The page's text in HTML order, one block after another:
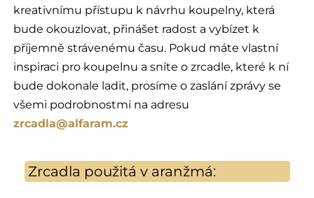
kreativnímu přístupu k návrhu koupelny, která
bude okouzlovat, přinášet radost a vybízet k
příjemně strávenému času. Pokud máte vlastní
inspiraci pro koupelnu a sníte o zrcadle, které k ní
bude dokonale ladit, prosíme o zaslání zprávy se
všemi podrobnostmi na adresu
zrcadla@alfaram.cz
Zrcadla použitá v aranžmá: